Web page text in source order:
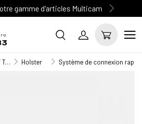
gamme d'articles Multicam
GILET TACTIQUE / EQUIPEMENT Holster Système de connexion